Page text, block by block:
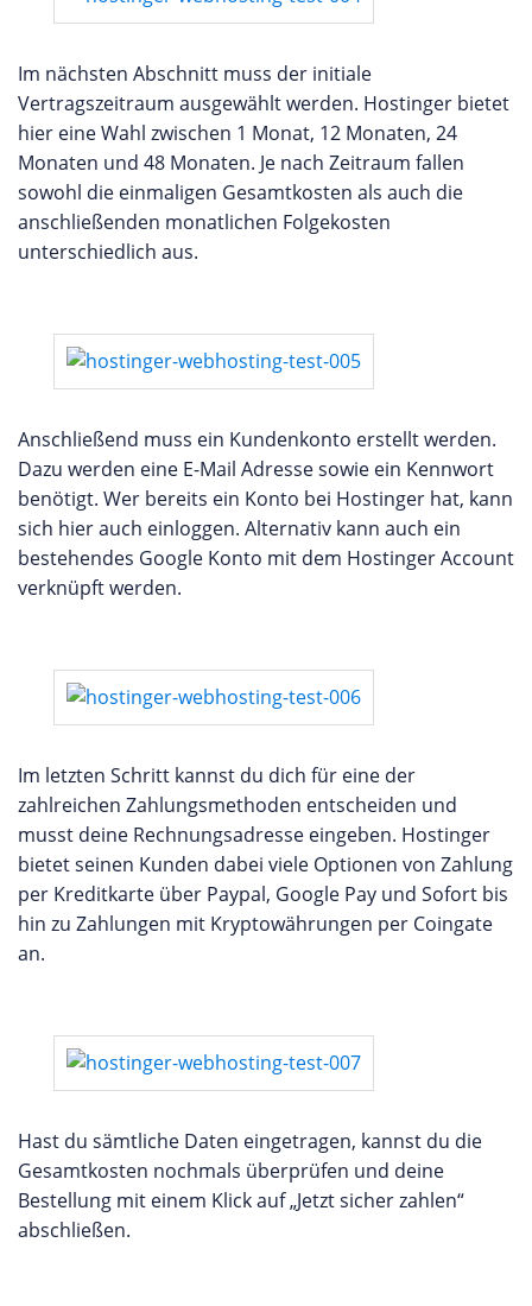
Im nächsten Abschnitt muss der initiale
Vertragszeitraum ausgewählt werden. Hostinger bietet
hier eine Wahl zwischen 1 Monat, 12 Monaten, 24
Monaten und 48 Monaten. Je nach Zeitraum fallen
sowohl die einmaligen Gesamtkosten als auch die
anschließenden monatlichen Folgekosten
unterschiedlich aus.
Anschließend muss ein Kundenkonto erstellt werden.
Dazu werden eine E-Mail Adresse sowie ein Kennwort
benötigt. Wer bereits ein Konto bei Hostinger hat, kann
sich hier auch einloggen. Alternativ kann auch ein
bestehendes Google Konto mit dem Hostinger Account
verknüpft werden.
Im letzten Schritt kannst du dich für eine der
zahlreichen Zahlungsmethoden entscheiden und
musst deine Rechnungsadresse eingeben. Hostinger
bietet seinen Kunden dabei viele Optionen von Zahlung
per Kreditkarte über Paypal, Google Pay und Sofort bis
hin zu Zahlungen mit Kryptowährungen per Coingate
an.
Hast du sämtliche Daten eingetragen, kannst du die
Gesamtkosten nochmals überprüfen und deine
Bestellung mit einem Klick auf „Jetzt sicher zahlen“
abschließen.